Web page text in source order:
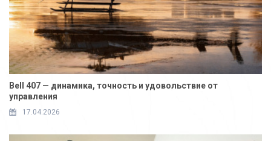
Bell 407 — динамика, точность и удовольствие от
управления
17.04.2026